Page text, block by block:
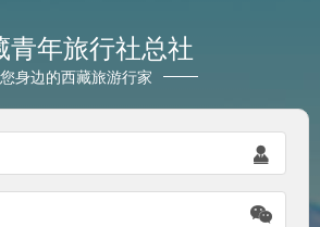
青年旅行社总社
您身边的西藏旅游行家

